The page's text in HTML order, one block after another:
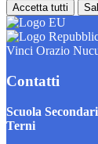
Accetta tutti
Vinci Orazio
Contatti
Scuola
Terni